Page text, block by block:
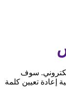
سوف
إعادة تعيين كلمة